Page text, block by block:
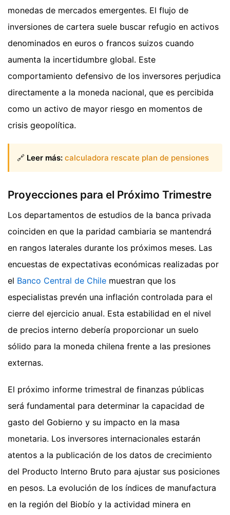
monedas de mercados emergentes. El flujo de
inversiones de cartera suele buscar refugio en activos
denominados en euros o francos suizos cuando
aumenta la incertidumbre global. Este
comportamiento defensivo de los inversores perjudica
directamente a la moneda nacional, que es percibida
como un activo de mayor riesgo en momentos de
crisis geopolítica.
🔗 Leer más: calculadora rescate plan de pensiones
Proyecciones para el Próximo Trimestre
Los departamentos de estudios de la banca privada
coinciden en que la paridad cambiaria se mantendrá
en rangos laterales durante los próximos meses. Las
encuestas de expectativas económicas realizadas por
el Banco Central de Chile muestran que los
especialistas prevén una inflación controlada para el
cierre del ejercicio anual. Esta estabilidad en el nivel
de precios interno debería proporcionar un suelo
sólido para la moneda chilena frente a las presiones
externas.
El próximo informe trimestral de finanzas públicas
será fundamental para determinar la capacidad de
gasto del Gobierno y su impacto en la masa
monetaria. Los inversores internacionales estarán
atentos a la publicación de los datos de crecimiento
del Producto Interno Bruto para ajustar sus posiciones
en pesos. La evolución de los índices de manufactura
en la región del Biobío y la actividad minera en